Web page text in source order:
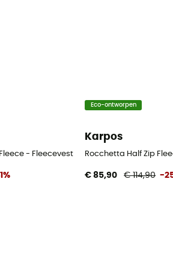
- Fleecevest - Heren
Eco-ontworpen
Karpos
Rocchetta Half Zip
€ 85,90 € 114,90 -